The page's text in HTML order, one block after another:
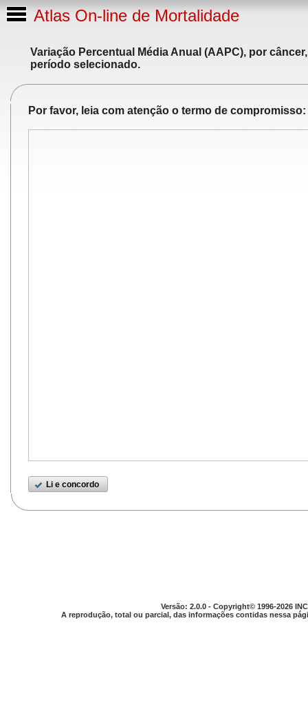
Atlas On-line de Mortalidade
Variação Percentual Média Anual (AAPC), por
período selecionado.
Por favor, leia com atenção o termo de compromisso:
Li e concordo
Versão: 2.0.0 - Copyright© 1996-2026
A reprodução, total ou parcial, das informações contidas nessa